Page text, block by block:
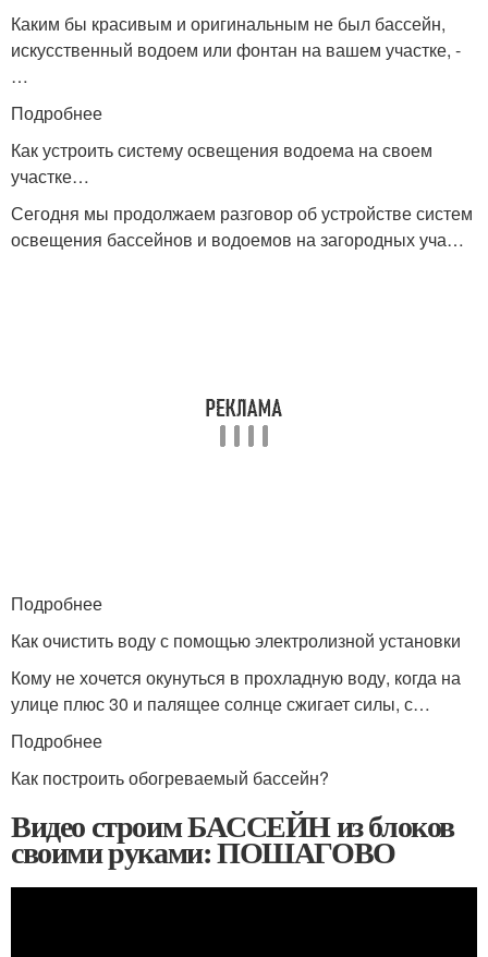
Каким бы красивым и оригинальным не был бассейн,
искусственный водоем или фонтан на вашем участке, -
…
Подробнее
Как устроить систему освещения водоема на своем
участке…
Сегодня мы продолжаем разговор об устройстве систем
освещения бассейнов и водоемов на загородных уча…
Подробнее
Как очистить воду с помощью электролизной установки
Кому не хочется окунуться в прохладную воду, когда на
улице плюс 30 и палящее солнце сжигает силы, с…
Подробнее
Как построить обогреваемый бассейн?
Видео строим БАССЕЙН из блоков
своими руками: ПОШАГОВО